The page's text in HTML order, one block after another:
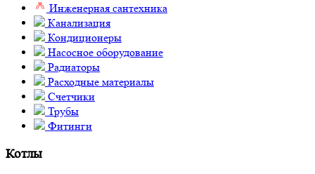
Инженерная сантехника
Канализация
Кондиционеры
Насосное оборудование
Радиаторы
Расходные материалы
Счетчики
Трубы
Фитинги
Котлы